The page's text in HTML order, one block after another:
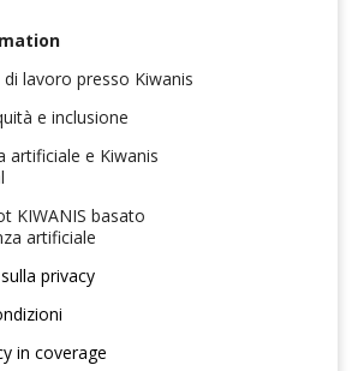
lavoro presso Kiwanis
e inclusione
artificiale e Kiwanis
KIWANIS basato
artificiale
privacy
in coverage